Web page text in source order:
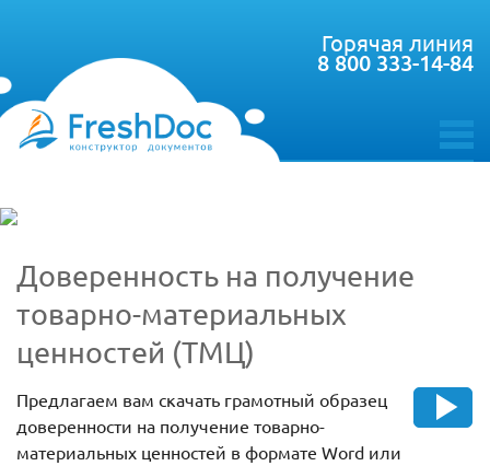
toggle
Горячая линия
8 800 333-14-84
Доверенность на получение
товарно-материальных
ценностей (ТМЦ)
Предлагаем вам скачать грамотный образец
доверенности на получение товарно-
материальных ценностей в формате Word или